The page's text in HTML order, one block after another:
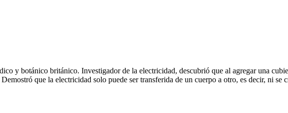
y botánico británico. Investigador de la electricidad, descubrió que al agregar una
que la electricidad solo puede ser transferida de un cuerpo a otro, es decir, ni se